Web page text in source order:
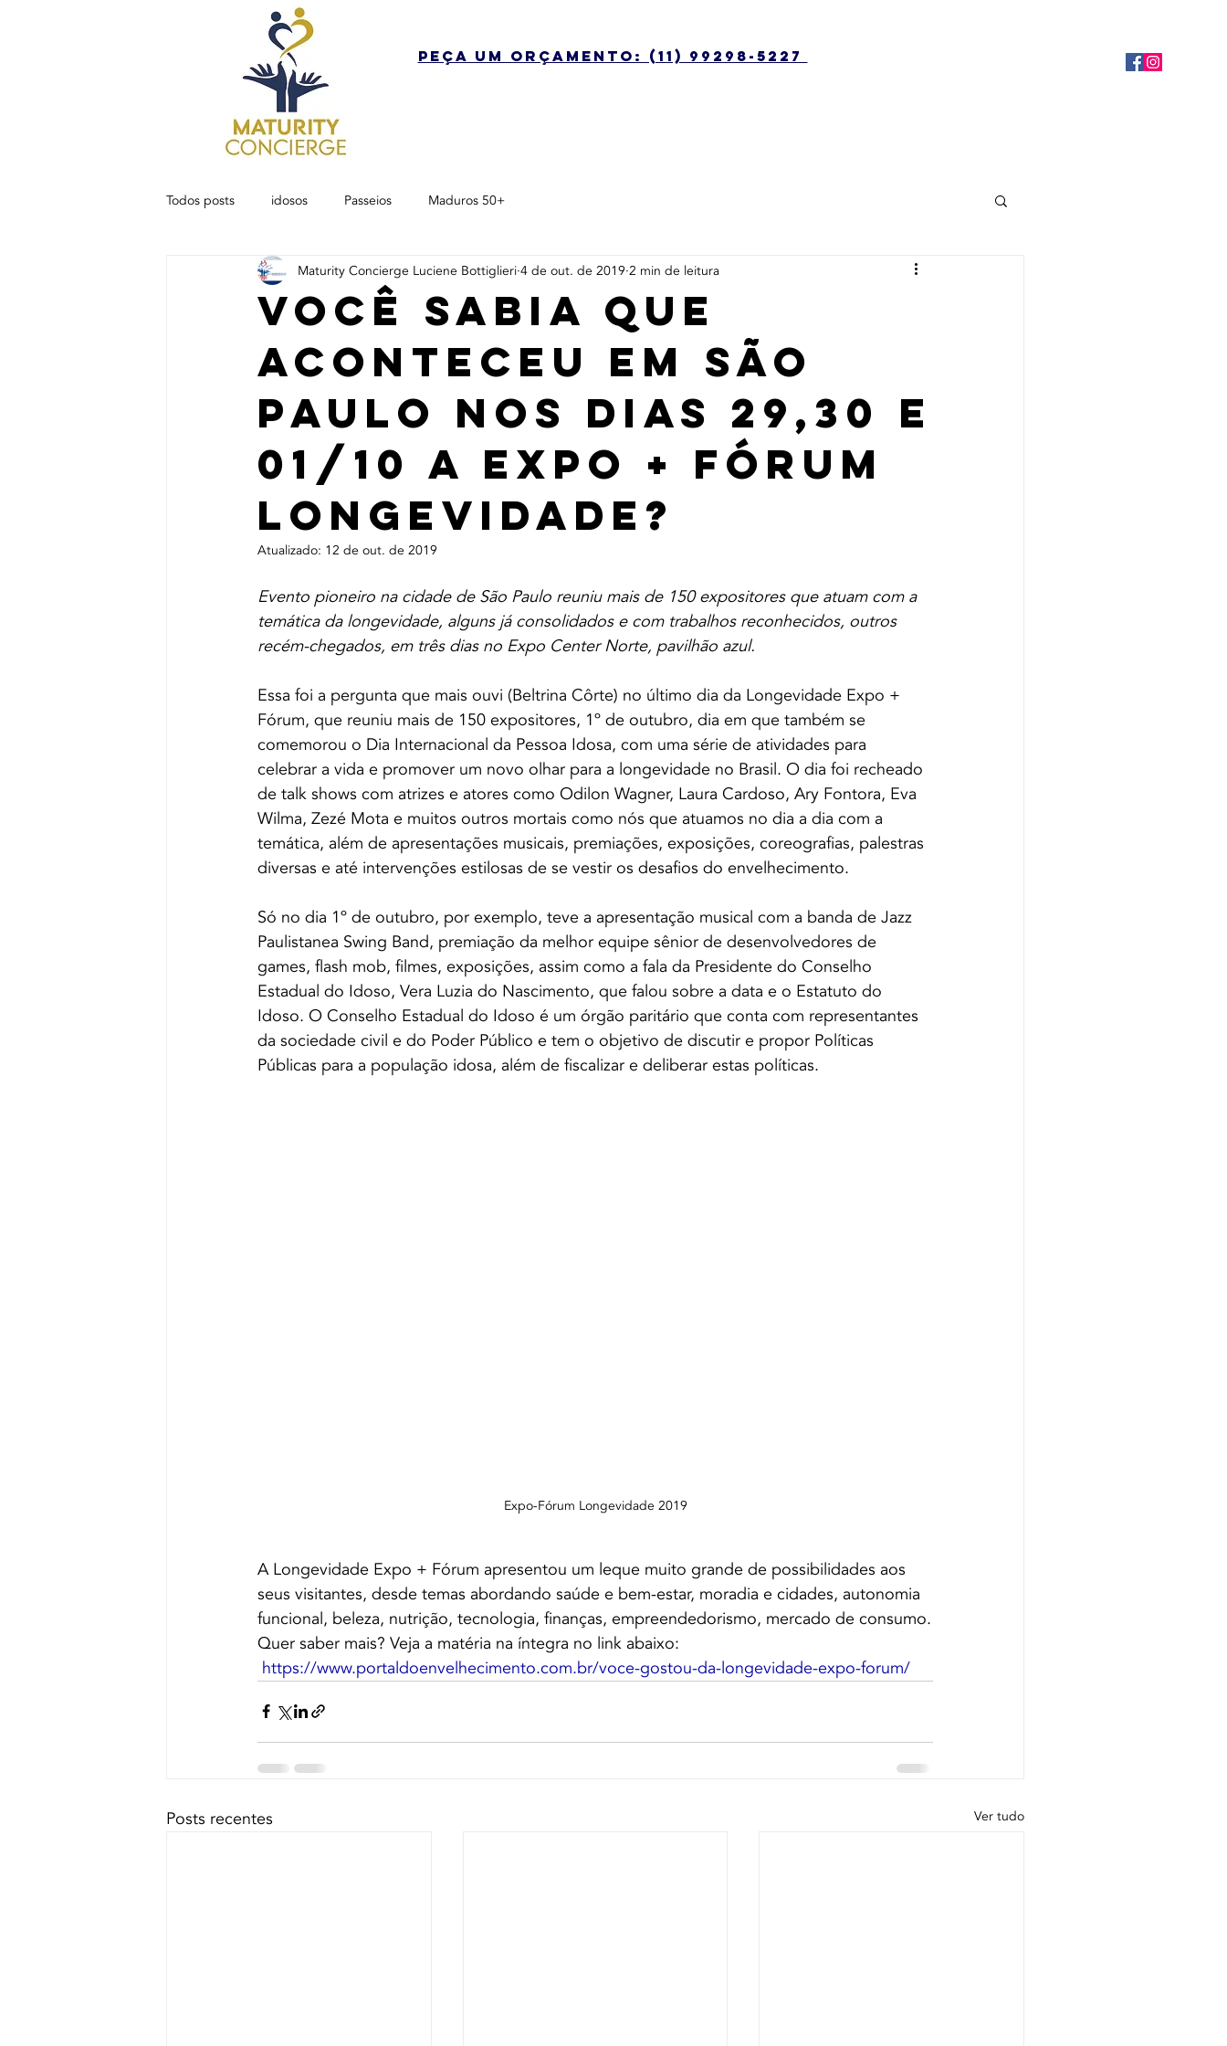
peça um orçamento: (11) 99298-5227
Todos posts idosos Passeios Maduros 50+
Você sabia que
aconteceu em São
Paulo nos dias 29,30 e
01/10 a Expo + Fórum
Longevidade?
Maturity Concierge Luciene Bottiglieri 4 de out. de 2019 2 min de leitura
Atualizado: 12 de out. de 2019
Evento pioneiro na cidade de São Paulo reuniu mais de 150 expositores que atuam com a
temática da longevidade, alguns já consolidados e com trabalhos reconhecidos, outros
recém-chegados, em três dias no Expo Center Norte, pavilhão azul.
Essa foi a pergunta que mais ouvi (Beltrina Côrte) no último dia da Longevidade Expo +
Fórum, que reuniu mais de 150 expositores, 1º de outubro, dia em que também se
comemorou o Dia Internacional da Pessoa Idosa, com uma série de atividades para
celebrar a vida e promover um novo olhar para a longevidade no Brasil. O dia foi recheado
de talk shows com atrizes e atores como Odilon Wagner, Laura Cardoso, Ary Fontora, Eva
Wilma, Zezé Mota e muitos outros mortais como nós que atuamos no dia a dia com a
temática, além de apresentações musicais, premiações, exposições, coreografias, palestras
diversas e até intervenções estilosas de se vestir os desafios do envelhecimento.
Só no dia 1º de outubro, por exemplo, teve a apresentação musical com a banda de Jazz
Paulistanea Swing Band, premiação da melhor equipe sênior de desenvolvedores de
games, flash mob, filmes, exposições, assim como a fala da Presidente do Conselho
Estadual do Idoso, Vera Luzia do Nascimento, que falou sobre a data e o Estatuto do
Idoso. O Conselho Estadual do Idoso é um órgão paritário que conta com representantes
da sociedade civil e do Poder Público e tem o objetivo de discutir e propor Políticas
Públicas para a população idosa, além de fiscalizar e deliberar estas políticas.
Expo-Fórum Longevidade 2019
A Longevidade Expo + Fórum apresentou um leque muito grande de possibilidades aos
seus visitantes, desde temas abordando saúde e bem-estar, moradia e cidades, autonomia
funcional, beleza, nutrição, tecnologia, finanças, empreendedorismo, mercado de consumo.
Quer saber mais? Veja a matéria na íntegra no link abaixo:
https://www.portaldoenvelhecimento.com.br/voce-gostou-da-longevidade-expo-forum/
Posts recentes Ver tudo